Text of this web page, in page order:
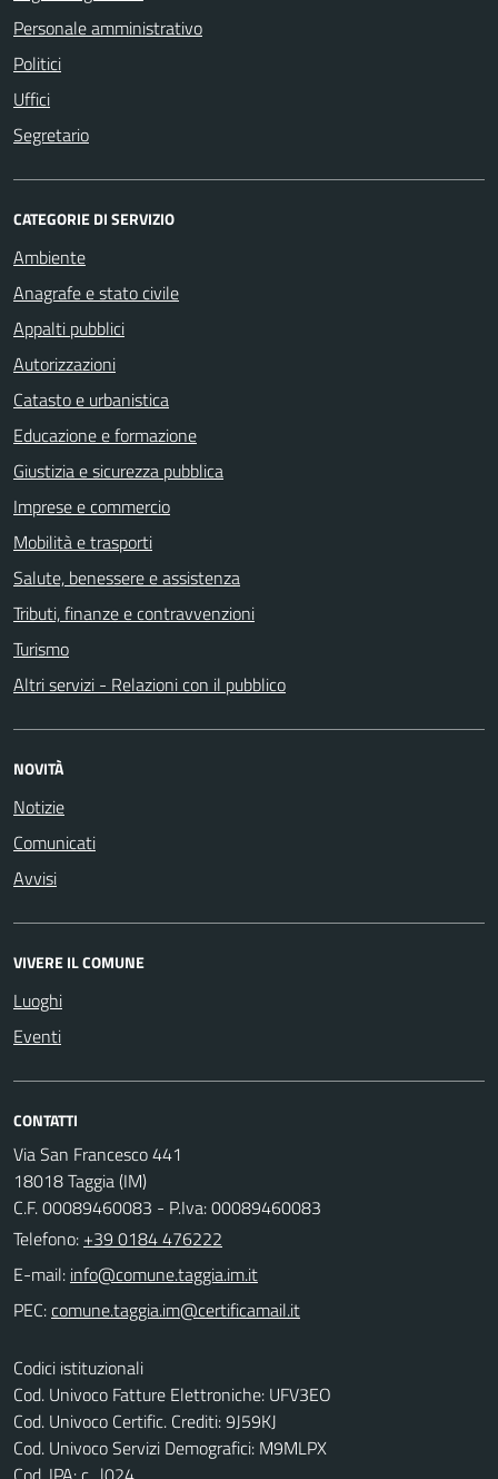
Personale amministrativo
Politici
Uffici
Segretario
CATEGORIE DI SERVIZIO
Ambiente
Anagrafe e stato civile
Appalti pubblici
Autorizzazioni
Catasto e urbanistica
Educazione e formazione
Giustizia e sicurezza pubblica
Imprese e commercio
Mobilità e trasporti
Salute, benessere e assistenza
Tributi, finanze e contravvenzioni
Turismo
Altri servizi - Relazioni con il pubblico
NOVITÀ
Notizie
Comunicati
Avvisi
VIVERE IL COMUNE
Luoghi
Eventi
CONTATTI
Via San Francesco 441
18018 Taggia (IM)
C.F. 00089460083 - P.Iva: 00089460083
Telefono: +39 0184 476222
E-mail:
PEC:
Codici istituzionali
Cod. Univoco Fatture Elettroniche: UFV3EO
Cod. Univoco Certific. Crediti: 9J59KJ
Cod. Univoco Servizi Demografici: M9MLPX